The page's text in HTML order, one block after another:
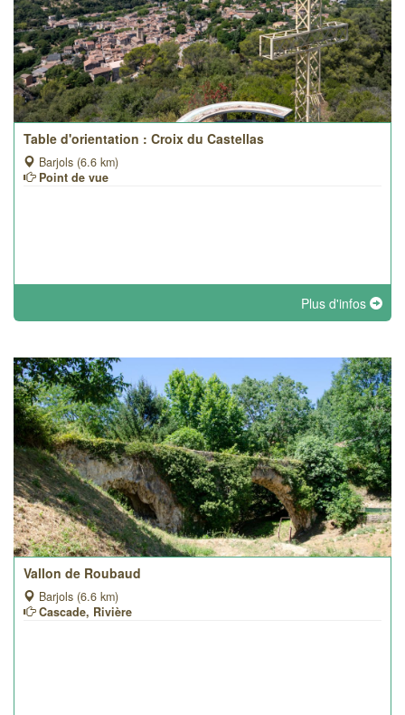
Table d'orientation : Croix du Castellas
Barjols (6.6 km)
Point de vue
Plus d'infos
Vallon de Roubaud
Barjols (6.6 km)
Cascade, Rivière